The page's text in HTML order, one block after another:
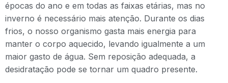
épocas do ano e em todas as faixas etárias, mas no
inverno é necessário mais atenção. Durante os dias
frios, o nosso organismo gasta mais energia para
manter o corpo aquecido, levando igualmente a um
maior gasto de água. Sem reposição adequada, a
desidratação pode se tornar um quadro presente.